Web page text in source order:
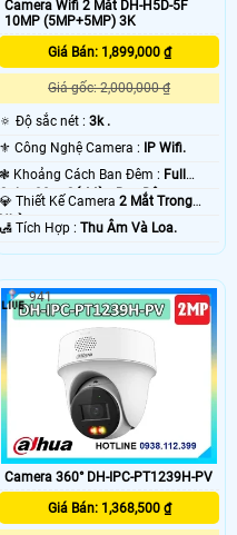
Camera Wifi 2 Mắt DH-H5D-5F
10MP (5MP+5MP) 3K
Giá Bán: 1,899,000 ₫
Giá gốc: 2,000,000 ₫
🔅 Độ sắc nét :3k .
⚜️ Công Nghệ Camera :
IP Wifi.
❃ Khoảng Cách Ban Đêm : Full
Color 30m Có Màu Ban Ðêm.
💎 Thiết Kế Camera2 Mắt Trong
Nhà.
️🛃 Tích Hợp :Thu Âm Và Loa.
Camera 360° DH-IPC-PT1239H-PV
Giá Bán: 1,368,500 ₫
941